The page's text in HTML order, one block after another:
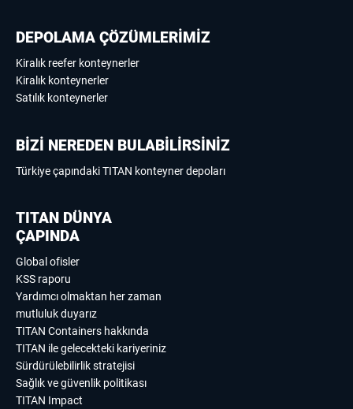
DEPOLAMA ÇÖZÜMLERİMİZ
Kiralık reefer konteynerler
Kiralık konteynerler
Satılık konteynerler
BİZİ NEREDEN BULABİLİRSİNİZ
Türkiye çapındaki TITAN konteyner depoları
TITAN DÜNYA
ÇAPINDA
Global ofisler
KSS raporu
Yardımcı olmaktan her zaman
mutluluk duyarız
TITAN Containers hakkında
TITAN ile gelecekteki kariyeriniz
Sürdürülebilirlik stratejisi
Sağlık ve güvenlik politikası
TITAN Impact